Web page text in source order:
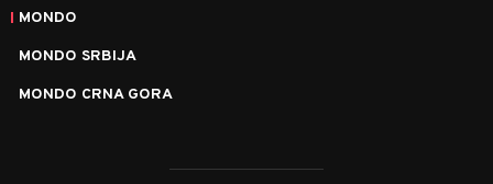
MONDO
MONDO SRBIJA
MONDO CRNA GORA